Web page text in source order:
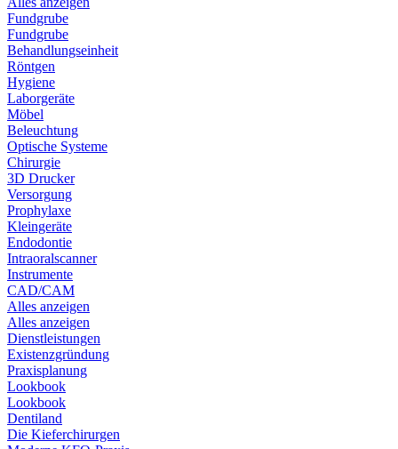
Fundgrube
Fundgrube
Behandlungseinheit
Röntgen
Hygiene
Laborgeräte
Möbel
Beleuchtung
Optische Systeme
Chirurgie
3D Drucker
Versorgung
Prophylaxe
Kleingeräte
Endodontie
Intraoralscanner
Instrumente
CAD/CAM
Alles anzeigen
Alles anzeigen
Dienstleistungen
Existenzgründung
Praxisplanung
Lookbook
Lookbook
Dentiland
Die Kieferchirurgen